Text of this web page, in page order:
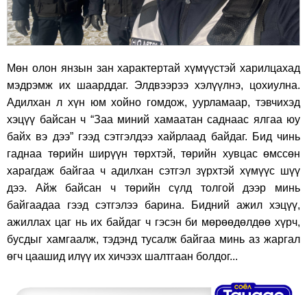
Мөн олон янзын зан характертай хүмүүстэй харилцахад
мэдрэмж их шаарддаг. Элдвээрээ хэлүүлнэ, цохиулна.
Адилхан л хүн юм хойно гомдож, уурламаар, тэвчихэд
хэцүү байсан ч “Заа миний хамаатан саднаас ялгаа юу
байх вэ дээ” гээд сэтгэлдээ хайрлаад байдаг. Бид чинь
гаднаа төрийн ширүүн төрхтэй, төрийн хувцас өмссөн
харагдаж байгаа ч адилхан сэтгэл зүрхтэй хүмүүс шүү
дээ. Айж байсан ч төрийн сүлд толгой дээр минь
байгаадаа гээд сэтгэлээ барина. Бидний ажил хэцүү,
ажиллах цаг нь их байдаг ч гэсэн би мөрөөдөлдөө хүрч,
бусдыг хамгаалж, тэдэнд тусалж байгаа минь аз жаргал
өгч цаашид илүү их хичээх шалтгаан болдог...